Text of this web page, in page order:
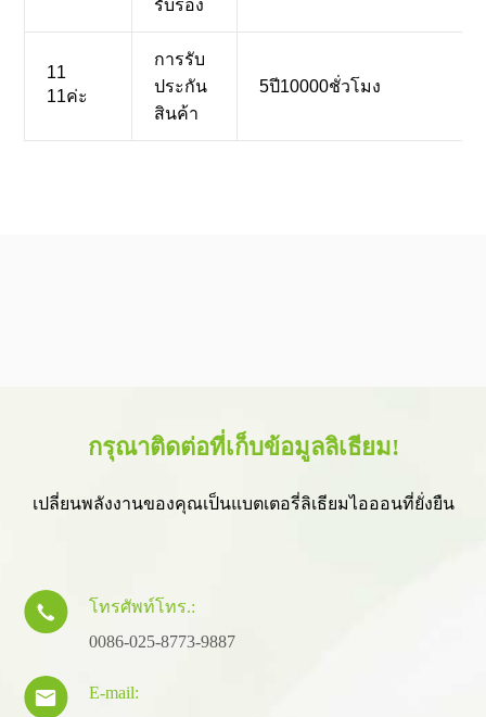
รับรอง
11
11ค่ะ
การรับ
ประกัน
สินค้า
5ปี10000ชั่วโมง
กรุณาติดต่อที่เก็บข้อมูลลิเธียม!
เปลี่ยนพลังงานของคุณเป็นแบตเตอรี่ลิเธียมไอออนที่ยั่งยืน

โทรศัพท์โทร.:
0086-025-8773-9887

E-mail: